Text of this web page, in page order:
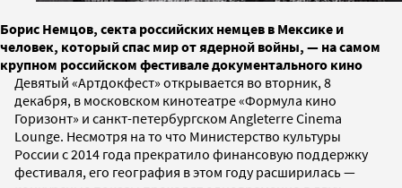
Борис Немцов, секта российских немцев в Мексике и
человек, который спас мир от ядерной войны, — на самом
крупном российском фестивале документального кино
Девятый «Артдокфест» открывается во вторник, 8
декабря, в московском кинотеатре «Формула кино
Горизонт» и санкт-петербургском Angleterre Cinema
Lounge. Несмотря на то что Министерство культуры
России с 2014 года прекратило финансовую поддержку
фестиваля, его география в этом году расширилась —